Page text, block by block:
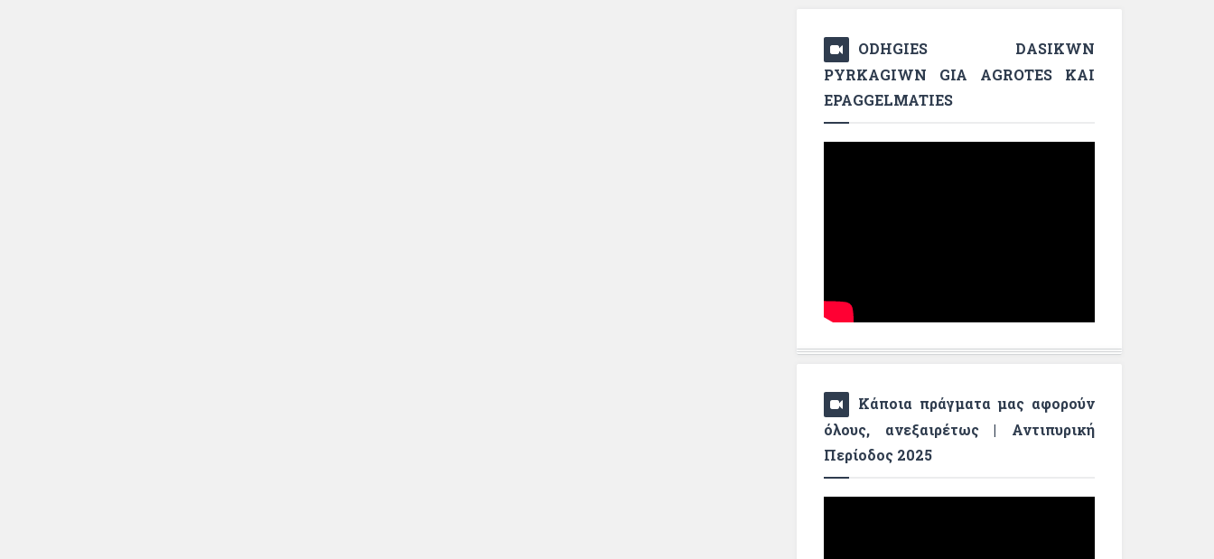
ODHGIES DASIKWN
PYRKAGIWN GIA AGROTES KAI
EPAGGELMATIES
Κάποια πράγματα μας αφορούν
όλους, ανεξαιρέτως | Αντιπυρική
Περίοδος 2025